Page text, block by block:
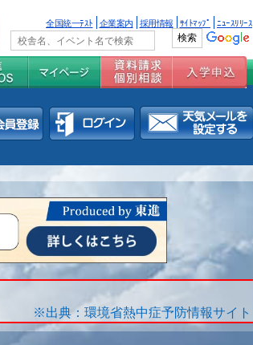
全国統一ﾃｽﾄ 企業案内 採用情報 ｻｲﾄﾏｯﾌﾟ ﾆｭｰｽﾘﾘｰｽ
※出典：環境省熱中症予防情報サイト